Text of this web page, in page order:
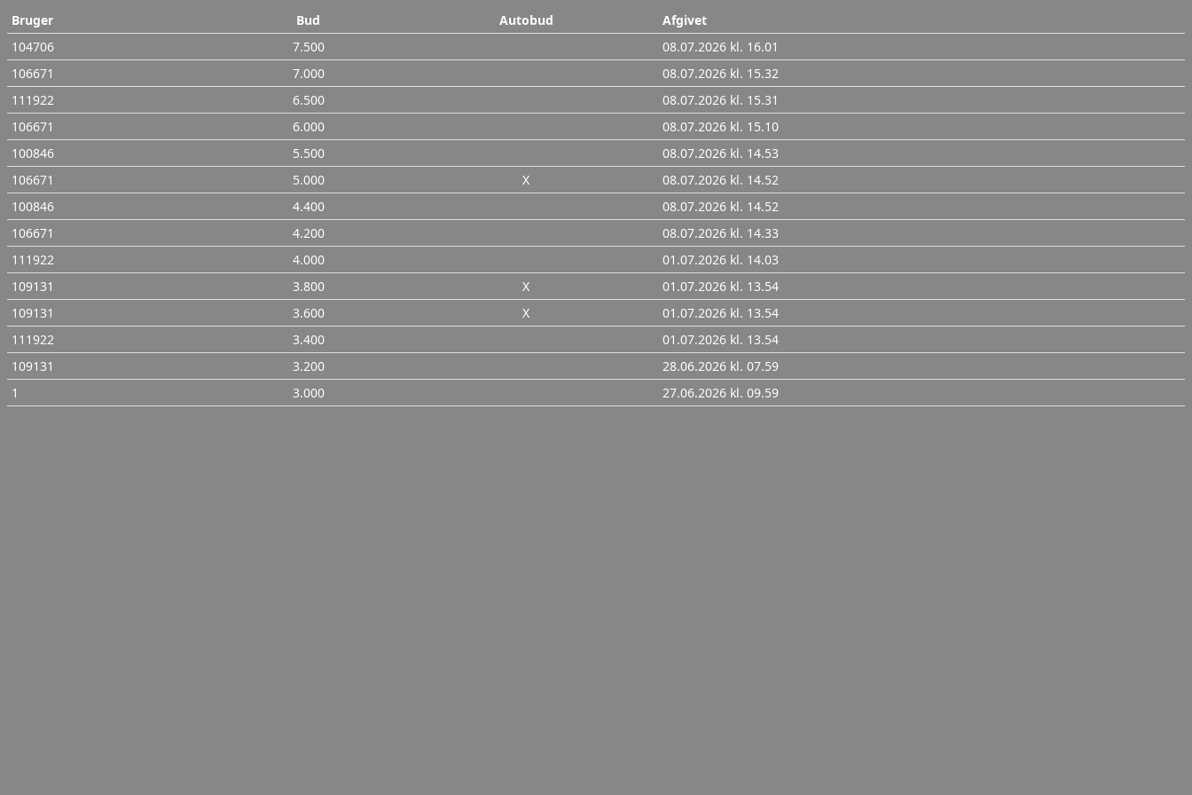
Bruger Bud Autobud
Afgivet
104706
7.500
08.07.2026 kl. 16.01
106671
7.000
08.07.2026 kl. 15.32
111922
6.500
08.07.2026 kl. 15.31
106671
6.000
08.07.2026 kl. 15.10
100846
5.500
08.07.2026 kl. 14.53
106671
5.000 X
08.07.2026 kl. 14.52
100846
4.400
08.07.2026 kl. 14.52
106671
4.200
08.07.2026 kl. 14.33
111922
4.000
01.07.2026 kl. 14.03
109131
3.800 X
01.07.2026 kl. 13.54
109131
3.600 X
01.07.2026 kl. 13.54
111922
3.400
01.07.2026 kl. 13.54
109131
3.200
28.06.2026 kl. 07.59
1
3.000 27.06.2026 kl. 09.59